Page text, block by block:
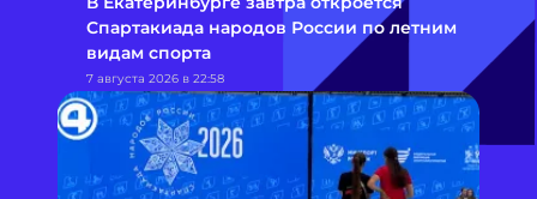
Спартакиада народов России по летним
видам спорта
7 августа 2026 в 22:58